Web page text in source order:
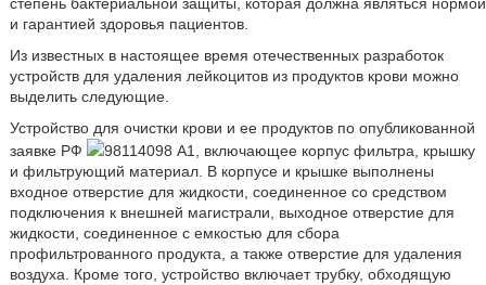
и гарантией здоровья пациентов.
Из известных в настоящее время отечественных разработок
устройств для удаления лейкоцитов из продуктов крови можно
выделить следующие.
Устройство для очистки крови и ее продуктов по опубликованной
заявке РФ
98114098 A1, включающее корпус фильтра, крышку
и фильтрующий материал. В корпусе и крышке выполнены
входное отверстие для жидкости, соединенное со средством
подключения к внешней магистрали, выходное отверстие для
жидкости, соединенное с емкостью для сбора
профильтрованного продукта, а также отверстие для удаления
воздуха. Кроме того, устройство включает трубку, обходящую